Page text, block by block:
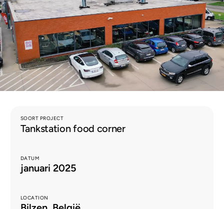
SOORT PROJECT
Tankstation food corner
DATUM
januari 2025
LOCATION
NL